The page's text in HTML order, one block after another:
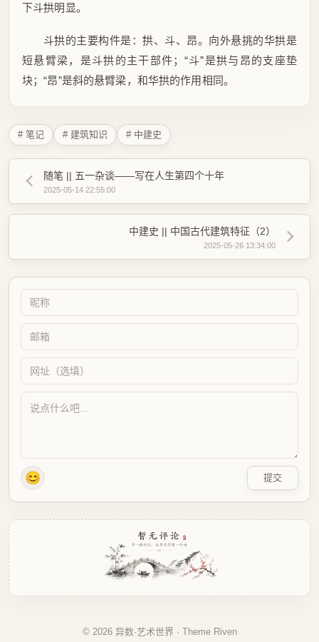
下斗拱明显。
斗拱的主要构件是：拱、斗、昂。向外悬挑的华拱是
短悬臂梁，是斗拱的主干部件；“斗”是拱与昂的支座垫
块；“昂”是斜的悬臂梁，和华拱的作用相同。
# 笔记 # 建筑知识 # 中建史
随笔 || 五一杂谈——写在人生第四个十年
2025-05-14 22:55:00
中建史 || 中国古代建筑特征（2）
2025-05-26 13:34:00
😊 提交
© 2026 异数·艺术世界 · Theme Riven